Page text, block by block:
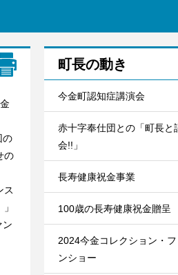
の
の
ス
ン
町長の動き
今金町認知症講演会
赤十字奉仕団との「町長と
会!!」
長寿健康祝金事業
100歳の長寿健康祝金贈呈
2024今金コレクション・フ
ンショー